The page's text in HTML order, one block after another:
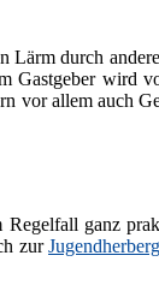
durch
Gastgeber wird
vor allem auch
Regelfall ganz
zur